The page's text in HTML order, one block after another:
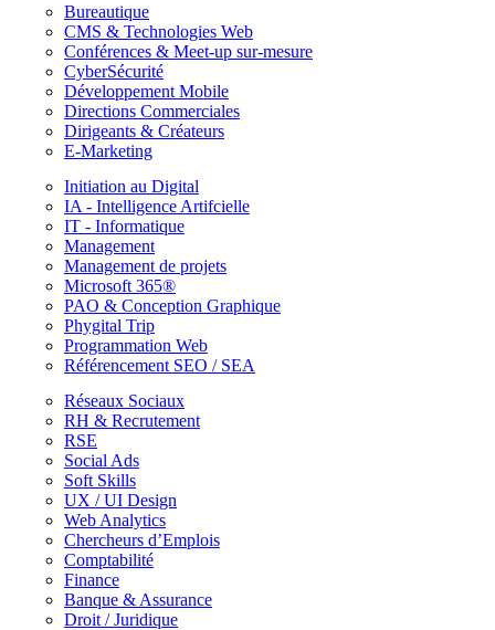
Bureautique
CMS & Technologies Web
Conférences & Meet-up sur-mesure
CyberSécurité
Développement Mobile
Directions Commerciales
Dirigeants & Créateurs
E-Marketing
Initiation au Digital
IA - Intelligence Artifcielle
IT - Informatique
Management
Management de projets
Microsoft 365®
PAO & Conception Graphique
Phygital Trip
Programmation Web
Référencement SEO / SEA
Réseaux Sociaux
RH & Recrutement
RSE
Social Ads
Soft Skills
UX / UI Design
Web Analytics
Chercheurs d’Emplois
Comptabilité
Finance
Banque & Assurance
Droit / Juridique